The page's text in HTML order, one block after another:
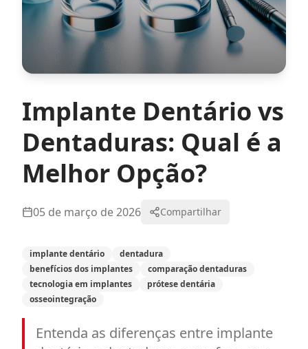
Implante Dentário vs
Dentaduras: Qual é a
Melhor Opção?
05 de março de 2026 Compartilhar
implante dentário
dentadura
benefícios dos implantes
comparação dentaduras
tecnologia em implantes
prótese dentária
osseointegração
Entenda as diferenças entre implante